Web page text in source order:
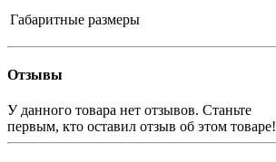
Габаритные размеры
Отзывы
У данного товара нет отзывов. Станьте
первым, кто оставил отзыв об этом товаре!